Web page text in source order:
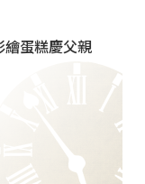
繪蛋糕慶父親